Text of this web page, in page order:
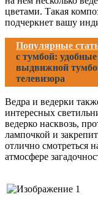
цветами. Такая
подчеркнет вашу
Популярные
с тумбой:
выдвижной
телевизора
Ведра и ведерки
интересных
ведерко насквозь,
лампочкой и
отлично смотреться
атмосфере